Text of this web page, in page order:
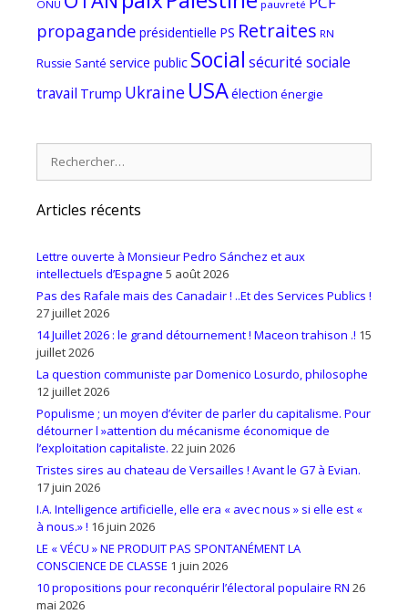
ONU pauvreté
propagande présidentielle PS Retraites RN
Russie Santé service public Social sécurité sociale
travail Trump Ukraine USAélection énergie
Articles récents
Lettre ouverte à Monsieur Pedro Sánchez et aux
intellectuels d’Espagne 5 août 2026
Pas des Rafale mais des Canadair ! ..Et des Services Publics !
27 juillet 2026
14 Juillet 2026 : le grand détournement ! Maceon trahison .! 15
juillet 2026
La question communiste par Domenico Losurdo, philosophe
12 juillet 2026
Populisme ; un moyen d’éviter de parler du capitalisme. Pour
détourner l »attention du mécanisme économique de
l’exploitation capitaliste. 22 juin 2026
Tristes sires au chateau de Versailles ! Avant le G7 à Evian.
17 juin 2026
I.A. Intelligence artificielle, elle era « avec nous » si elle est «
à nous.» ! 16 juin 2026
LE « VÉCU » NE PRODUIT PAS SPONTANÉMENT LA
CONSCIENCE DE CLASSE 1 juin 2026
10 propositions pour reconquérir l’électoral populaire RN 26
mai 2026